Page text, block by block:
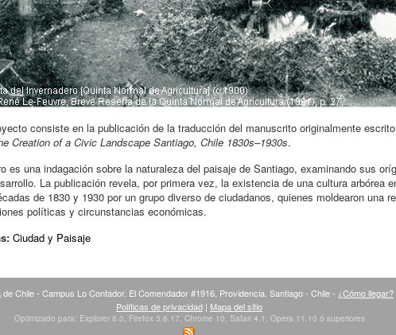
consiste en la publicación de la traducción del manuscrito originalmente
Creation of a Civic Landscape Santiago, Chile 1830s–1930s.
es una indagación sobre la naturaleza del paisaje de Santiago, examinando sus
La publicación revela, por primera vez, la existencia de una cultura arbórea
de 1830 y 1930 por un grupo diverso de ciudadanos, quienes moldearon una
políticas y circunstancias económicas.
Ciudad y Paisaje
de Chile - Campus Lo Contador. El Comendador #1916, Providencia. Santiago - Chile - ¿Cómo llegar?
Políticas de privacidad | Mapa del sitio
Optimizado para: Explorer 8.0, Firefox 3.6.17, Chrome 10, Safari 4.1, Opera 11.10 ó superiores